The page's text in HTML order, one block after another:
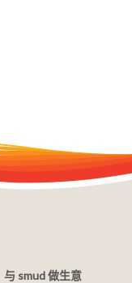
与 smud 做生意